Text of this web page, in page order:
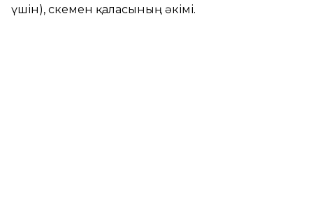
үшін), Өскемен қаласының әкімі.